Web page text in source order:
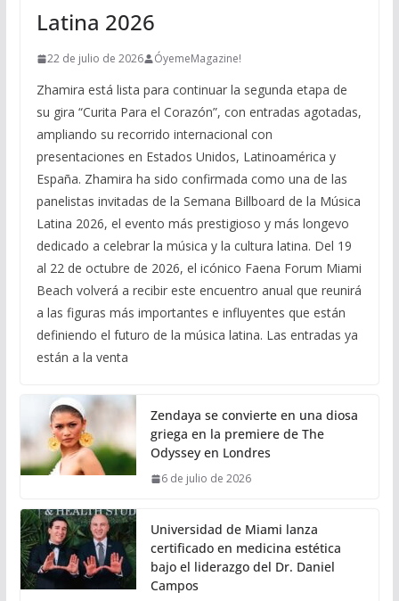
Latina 2026
22 de julio de 2026 ÓyemeMagazine!
Zhamira está lista para continuar la segunda etapa de
su gira “Curita Para el Corazón”, con entradas agotadas,
ampliando su recorrido internacional con
presentaciones en Estados Unidos, Latinoamérica y
España. Zhamira ha sido confirmada como una de las
panelistas invitadas de la Semana Billboard de la Música
Latina 2026, el evento más prestigioso y más longevo
dedicado a celebrar la música y la cultura latina. Del 19
al 22 de octubre de 2026, el icónico Faena Forum Miami
Beach volverá a recibir este encuentro anual que reunirá
a las figuras más importantes e influyentes que están
definiendo el futuro de la música latina. Las entradas ya
están a la venta
Zendaya se convierte en una diosa
griega en la premiere de The
Odyssey en Londres
6 de julio de 2026
Universidad de Miami lanza
certificado en medicina estética
bajo el liderazgo del Dr. Daniel
Campos